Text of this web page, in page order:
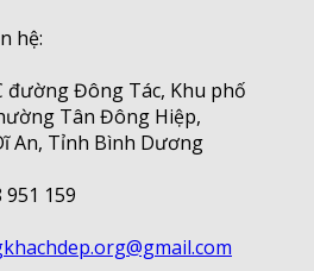
hệ:
đường Đông Tác, Khu phố
Tân Đông Hiệp,
An, Tỉnh Bình Dương
159